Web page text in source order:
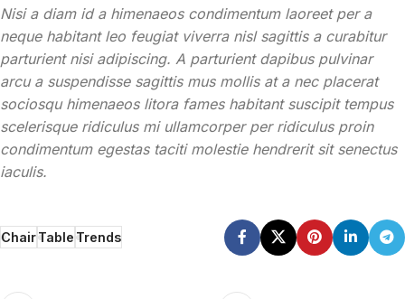
Nisi a diam id a himenaeos condimentum laoreet per a
neque habitant leo feugiat viverra nisl sagittis a curabitur
parturient nisi adipiscing. A parturient dapibus pulvinar
arcu a suspendisse sagittis mus mollis at a nec placerat
sociosqu himenaeos litora fames habitant suscipit tempus
scelerisque ridiculus mi ullamcorper per ridiculus proin
condimentum egestas taciti molestie hendrerit sit senectus
iaculis.
ChairTableTrends